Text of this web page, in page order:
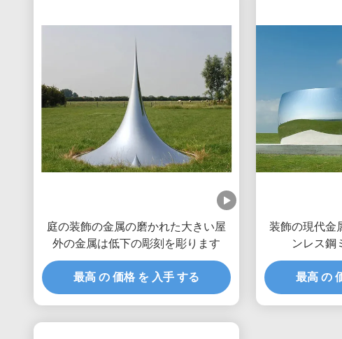
庭の装飾の金属の磨かれた大きい屋
外の金属は低下の彫刻を彫ります
最高 の 価格 を 入手 する
装飾の現代金
ンレス鋼
最高 の